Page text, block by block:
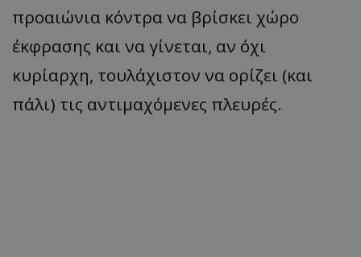
προαιώνια κόντρα να βρίσκει χώρο
έκφρασης και να γίνεται, αν όχι
κυρίαρχη, τουλάχιστον να ορίζει (και
πάλι) τις αντιμαχόμενες πλευρές.